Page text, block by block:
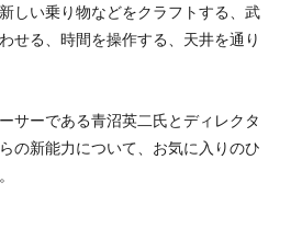
しい乗り物などをクラフトする、武
せる、時間を操作する、天井を通り
サーである青沼英二氏とディレクタ
の新能力について、お気に入りのひ